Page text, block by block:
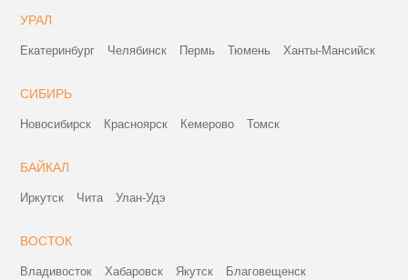
УРАЛ
Екатеринбург Челябинск Пермь Тюмень Ханты-Мансийск
СИБИРЬ
Новосибирск Красноярск Кемерово Томск
БАЙКАЛ
Иркутск Чита Улан-Удэ
ВОСТОК
Владивосток Хабаровск Якутск
Благовещенск